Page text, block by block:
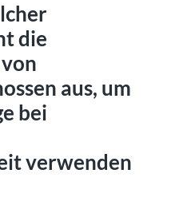
die
aus, um
bei
verwenden